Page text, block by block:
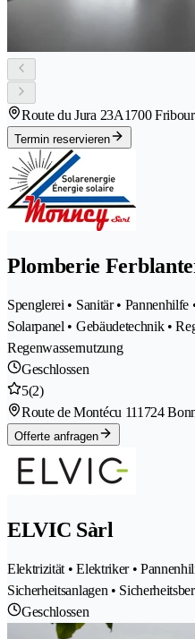
Route du Jura 23A1700
Termin reservieren
Plomberie
Spenglerei • Sanitär •
Solarpanel • Gebäudetechnik •
Regenwassernutzung
Geschlossen
5(2)
Route de Montécu 111724
Offerte anfragen
ELVIC Sàrl
Elektrizität • Elektriker •
Sicherheitsanlagen •
Geschlossen